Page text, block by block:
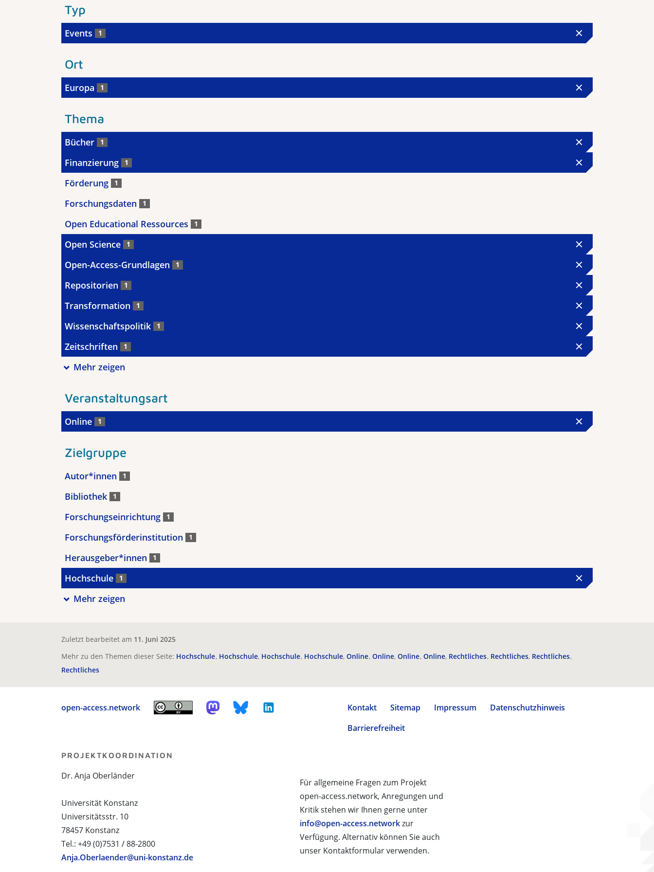
Typ
Events 1
Ort
Europa 1
Thema
Bücher 1
Finanzierung 1
Förderung 1
Forschungsdaten 1
Open Educational Ressources 1
Open Science 1
Open-Access-Grundlagen 1
Repositorien 1
Transformation 1
Wissenschaftspolitik 1
Zeitschriften 1
Mehr zeigen
Veranstaltungsart
Online 1
Zielgruppe
Autor*innen 1
Bibliothek 1
Forschungseinrichtung 1
Forschungsförderinstitution 1
Herausgeber*innen 1
Hochschule 1
Mehr zeigen
Zuletzt bearbeitet am 11. Juni 2025
Mehr zu den Themen dieser Seite: Hochschule Hochschule Hochschule Hochschule Online Online Online Online Rechtliches Rechtliches Rechtliches
Rechtliches
open-access.network Kontakt Sitemap Impressum
Datenschutzhinweis
Barrierefreiheit
Für allgemeine Fragen zum Projekt
open-access.network, Anregungen und
Kritik stehen wir Ihnen gerne unter
info@open-access.networkzur
Verfügung. Alternativ können Sie auch
unser Kontaktformular verwenden.
PROJEKTKOORDINATION
Dr. Anja Oberländer
Universität Konstanz
Universitätsstr. 10
78457 Konstanz
Tel.: +49 (0)7531 / 88-2800
Anja.Oberlaender@uni-konstanz.de